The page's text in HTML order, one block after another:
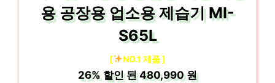
용 공장용 업소용 제습기 MI-
S65L
[ NO.1 제품 ]
26% 할인 된480,990 원